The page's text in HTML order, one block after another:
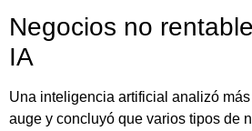
Negocios no
IA
Una inteligencia artificial analizó
auge y concluyó que varios tipos de